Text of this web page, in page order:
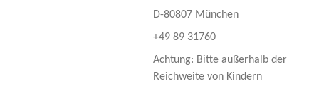
D-80807 München
+49 89 31760
Achtung: Bitte außerhalb der
Reichweite von Kindern